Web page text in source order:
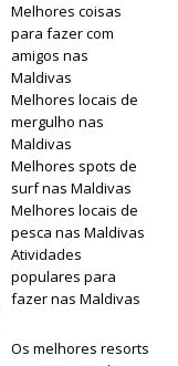
Melhores coisas
para fazer com
amigos nas
Maldivas
Melhores locais de
mergulho nas
Maldivas
Melhores spots de
surf nas Maldivas
Melhores locais de
pesca nas Maldivas
Atividades
populares para
fazer nas Maldivas
Os melhores resorts